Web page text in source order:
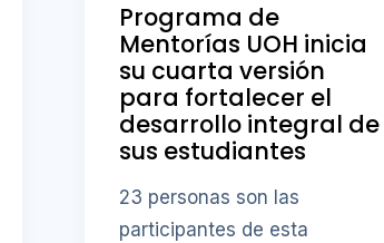
Programa de
Mentorías UOH inicia
su cuarta versión
para fortalecer el
desarrollo integral de
sus estudiantes
23 personas son las
participantes de esta